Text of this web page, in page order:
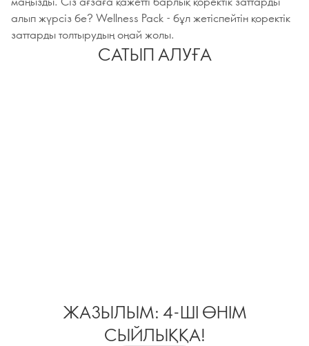
алып жүрсіз бе? Wellness Pack - бұл жетіспейтін қоректік
заттарды толтырудың оңай жолы.
САТЫП АЛУҒА
ЖАЗЫЛЫМ: 4-ШІ ӨНІМ
СЫЙЛЫҚҚА!